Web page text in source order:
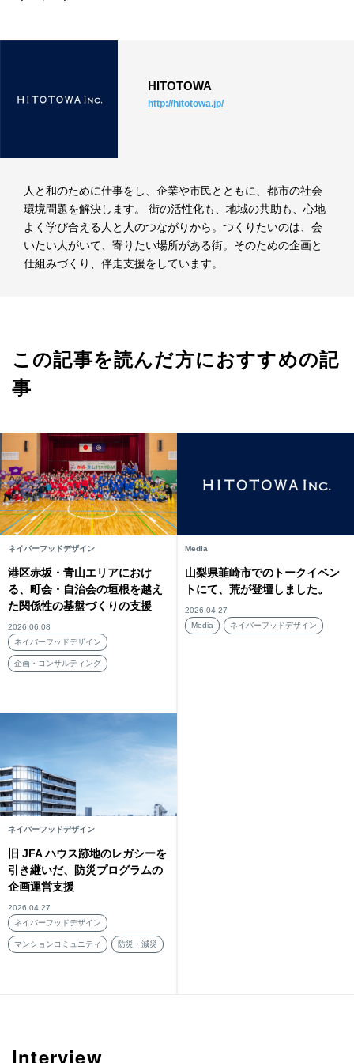
HITOTOWA
http://hitotowa.jp/
人と和のために仕事をし、企業や市民とともに、都市の社会
環境問題を解決します。 街の活性化も、地域の共助も、心地
よく学び合える人と人のつながりから。つくりたいのは、会
いたい人がいて、寄りたい場所がある街。そのための企画と
仕組みづくり、伴走支援をしています。
この記事を読んだ方におすすめの記
事
ネイバーフッドデザイン
港区赤坂・青山エリアにおけ
る、町会・自治会の垣根を越え
た関係性の基盤づくりの支援
2026.06.08
ネイバーフッドデザイン
企画・コンサルティング
Media
山梨県韮崎市でのトークイベン
トにて、荒が登壇しました。
2026.04.27
Media
ネイバーフッドデザイン
ネイバーフッドデザイン
旧 JFA ハウス跡地のレガシーを
引き継いだ、防災プログラムの
企画運営支援
2026.04.27
ネイバーフッドデザイン
マンションコミュニティ 防災・減災
Interview